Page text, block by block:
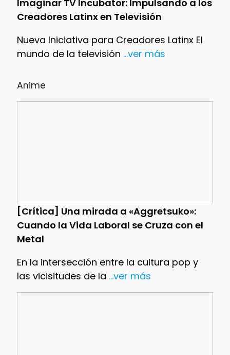
Imaginar TV Incubator: Impulsando a los
Creadores Latinx en Televisión
Nueva Iniciativa para Creadores Latinx El
mundo de la televisión ...ver más
Anime
[Crítica] Una mirada a «Aggretsuko»:
Cuando la Vida Laboral se Cruza con el
Metal
En la intersección entre la cultura pop y
las vicisitudes de la ...ver más